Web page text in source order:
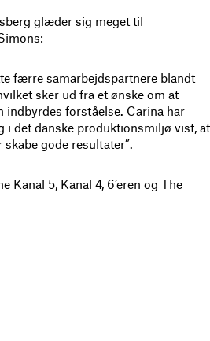
glæder sig meget til
færre samarbejdspartnere blandt
sker ud fra et ønske om at
indbyrdes forståelse. Carina har
i det danske produktionsmiljø vist, at
gode resultater”.
Kanal 5, Kanal 4, 6’eren og The